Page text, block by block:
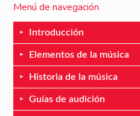
Menú de navegación
Introducción
Elementos de la música
Historia de la música
Guías de audición